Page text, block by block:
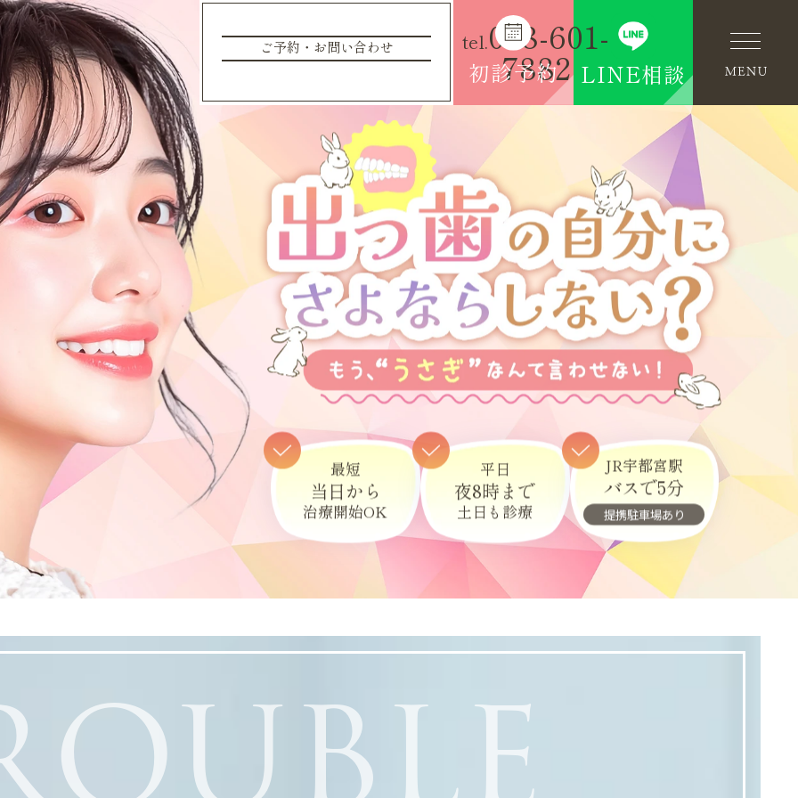
ご予約・お問い合わせ tel. 028-601-
7882
初診予約 LINE相談
最短
当日から
治療開始OK
平日
夜8時まで
土日も診療
JR宇都宮駅
バスで5分
提携駐車場あり